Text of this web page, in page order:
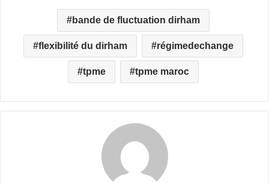
bande de fluctuation dirham
flexibilité du dirham régimedechange
tpme tpme maroc